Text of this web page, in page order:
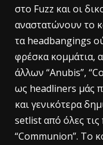
στο Fuzz και οι
αναστατώνουν το
τα headbangings
φρέσκα κομμάτια,
άλλων “Anubis”,
ως headliners μάς
και γενικότερα
setlist από όλες
“Communion”. Το